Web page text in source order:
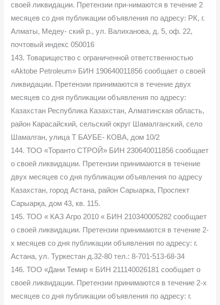
своей ликвидации. Претензии при-нимаются в течение 2
месяцев со дня публикации объявления по адресу: РК, г.
Алматы, Медеу- ский р., ул. Валиханова, д. 5, оф. 22,
почтовый индекс 050016
143. Товарищество с ограниченной ответственностью
«Aktobe Petroleum» БИН 190640011856 сообщает о своей
ликвидации. Претензии принимаютcя в течение двух
месяцев со дня публикации объявления по адресу:
Казахстан Республика Казахстан, Алматинская область,
район Карасайский, сельский округ Шамалганский, село
Шамалган, улица Т БАУБЕ- КОВА, дом 10/2
144. ТОО «Торанто СТРОЙ» БИН 230640011856 сообщает
о своей ликвидации. Претензии принимаются в течение
двух месяцев со дня публикации объявления по адресу
Казахстан, город Астана, район Сарыарка, Проспект
Сарыарқа, дом 43, кв. 115.
145. ТОО « КАЗ Агро 2010 « БИН 210340005282 сообщает
о своей ликвидации. Претензии принимаются в течение 2-
х месяцев со дня публикации объявления по адресу: г.
Астана, ул. Туркестан д.32-80 тел.: 8-701-513-68-34
146. ТОО «Дани Темир « БИН 211140026181 сообщает о
своей ликвидации. Претензии принимаются в течение 2-х
месяцев со дня публикации объявления по адресу: г.